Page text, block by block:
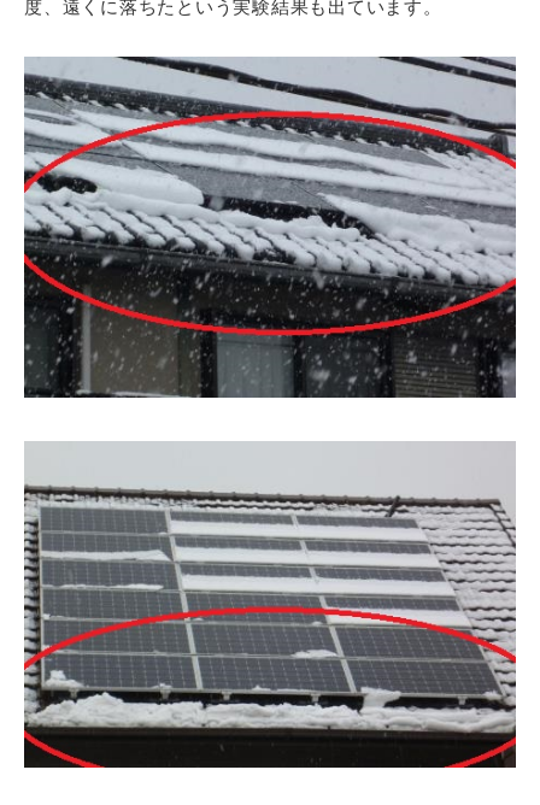
度、遠くに落ちたという実験結果も出ています。